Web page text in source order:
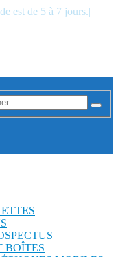
est de 5 à 7 jours.|
BOÎTES